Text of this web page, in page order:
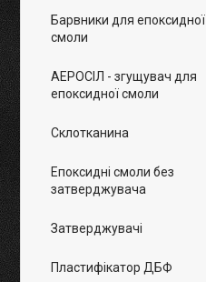
Барвники для епоксидної
смоли
АЕРОСІЛ - згущувач для
епоксидної смоли
Склотканина
Епоксидні смоли без
затверджувача
Затверджувачі
Пластифікатор ДБФ